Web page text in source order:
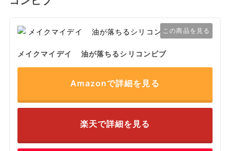
この商品を見る
メイクマイデイ 油が落ちるシリコンビブ
Amazonで詳細を見る
楽天で詳細を見る